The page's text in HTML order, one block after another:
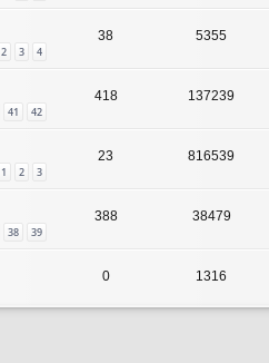
2 3 4
38 5355
41 42
418 137239
1 2 3
23 816539
38 39
388 38479
0 1316